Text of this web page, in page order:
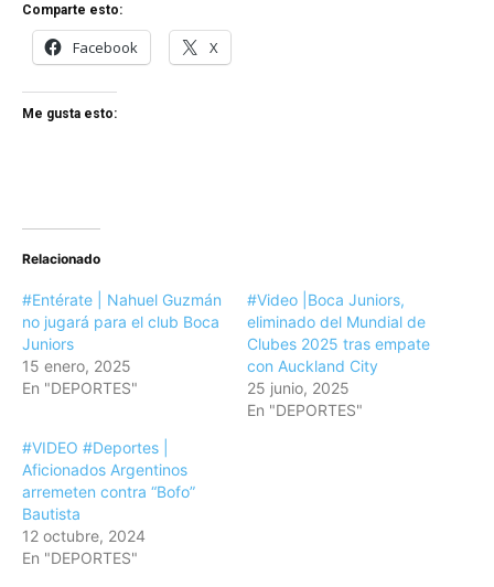
Comparte esto:
Facebook X
Me gusta esto:
Relacionado
#Entérate | Nahuel Guzmán
no jugará para el club Boca
Juniors
15 enero, 2025
En "DEPORTES"
#Video |Boca Juniors,
eliminado del Mundial de
Clubes 2025 tras empate
con Auckland City
25 junio, 2025
En "DEPORTES"
#VIDEO #Deportes |
Aficionados Argentinos
arremeten contra “Bofo”
Bautista
12 octubre, 2024
En "DEPORTES"